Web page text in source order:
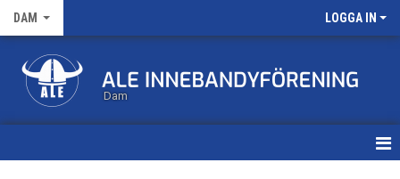
DAM LOGGA IN
Dam